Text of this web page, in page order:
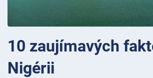
10 zaujímavých
Nigérii